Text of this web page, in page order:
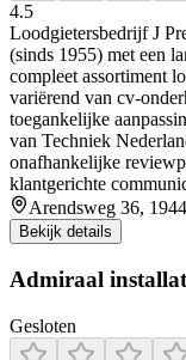
4.5
Loodgietersbedrijf J
(sinds 1955) met een
compleet assortiment
variërend van cv-
toegankelijke
van Techniek
onafhankelijke
klantgerichte
Arendsweg 36,
Bekijk details
Admiraal
Gesloten